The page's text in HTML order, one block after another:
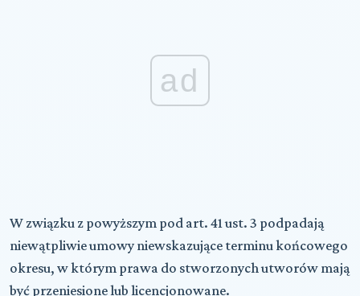
ad
W związku z powyższym pod art. 41 ust. 3 podpadają
niewątpliwie umowy niewskazujące terminu końcowego
okresu, w którym prawa do stworzonych utworów mają
być przeniesione lub licencjonowane.